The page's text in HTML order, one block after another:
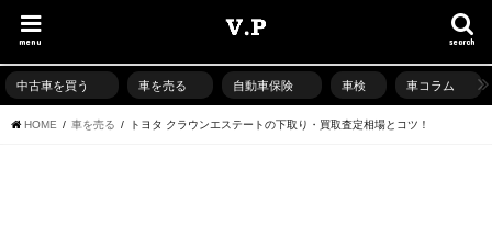
search
menu
中古車を買う 車を売る 自動車保険 車検 車コラム
HOME 車を売る トヨタ クラウンエステートの下取り・買取査定相場とコツ！